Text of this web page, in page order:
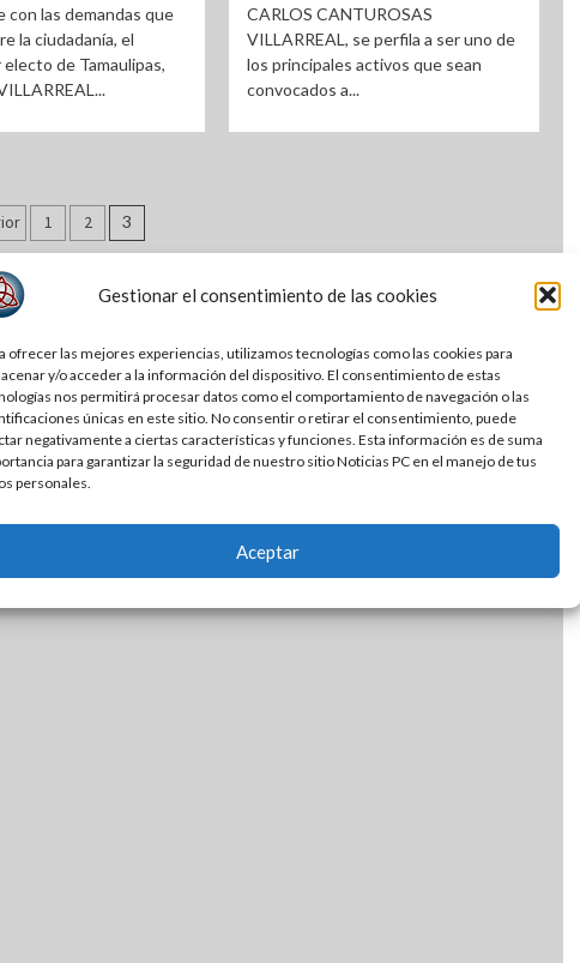
Gestionar el consentimiento de las cookies
ofrecer las mejores experiencias, utilizamos tecnologías como las cookies para
y/o acceder a la información del dispositivo. El consentimiento de estas
nos permitirá procesar datos como el comportamiento de navegación o las
únicas en este sitio. No consentir o retirar el consentimiento, puede
negativamente a ciertas características y funciones. Esta información es de suma
para garantizar la seguridad de nuestro sitio Noticias PC en el manejo de tus
personales.
Aceptar
con las demandas que
la ciudadanía, el
de Tamaulipas,
CARLOS CANTUROSAS
VILLARREAL, se perfila a ser uno de
los principales activos que sean
convocados a...
1 2 3